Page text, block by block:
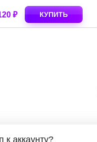
₽ КУПИТЬ
к аккаунту?